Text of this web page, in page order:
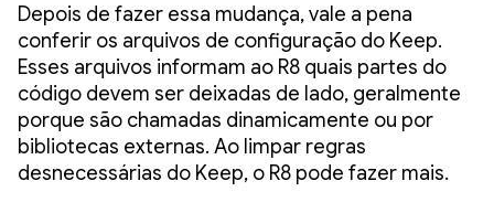
Depois de fazer essa mudança, vale a pena
conferir os arquivos de configuração do Keep.
Esses arquivos informam ao R8 quais partes do
código devem ser deixadas de lado, geralmente
porque são chamadas dinamicamente ou por
bibliotecas externas. Ao limpar regras
desnecessárias do Keep, o R8 pode fazer mais.